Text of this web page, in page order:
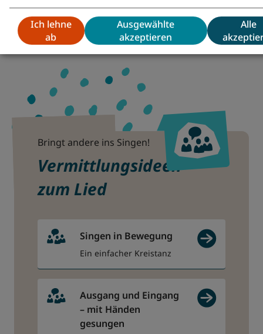
Bringt andere ins Singen!
Vermittlungsideen
zum Lied
Singen in Bewegung
Ein einfacher Kreistanz
Ausgang und Eingang
– mit Händen
gesungen
Ich lehne
ab
Ausgewählte
akzeptieren
Alle